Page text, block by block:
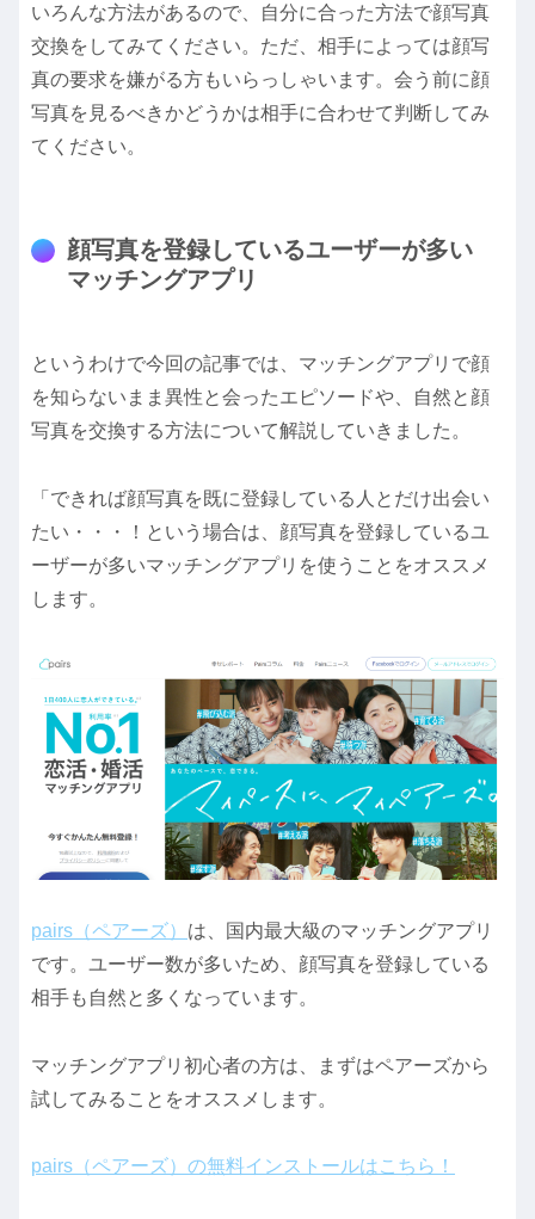
いろんな方法があるので、自分に合った方法で顔写真
交換をしてみてください。ただ、相手によっては顔写
真の要求を嫌がる方もいらっしゃいます。会う前に顔
写真を見るべきかどうかは相手に合わせて判断してみ
てください。
顔写真を登録しているユーザーが多い
マッチングアプリ
というわけで今回の記事では、マッチングアプリで顔
を知らないまま異性と会ったエピソードや、自然と顔
写真を交換する方法について解説していきました。
「できれば顔写真を既に登録している人とだけ出会い
たい・・・！という場合は、顔写真を登録しているユ
ーザーが多いマッチングアプリを使うことをオススメ
します。
pairs（ペアーズ） は、国内最大級のマッチングアプリ
です。ユーザー数が多いため、顔写真を登録している
相手も自然と多くなっています。
マッチングアプリ初心者の方は、まずはペアーズから
試してみることをオススメします。
pairs（ペアーズ）の無料インストールはこちら！